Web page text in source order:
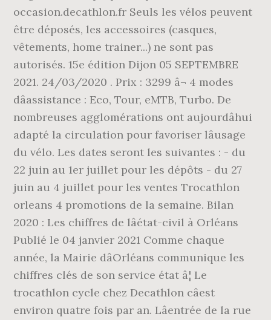
occasion.decathlon.fr Seuls les vélos peuvent
être déposés, les accessoires (casques,
vêtements, home trainer...) ne sont pas
autorisés. 15e édition Dijon 05 SEPTEMBRE
2021. 24/03/2020 . Prix : 3299 â¬ 4 modes
dâassistance : Eco, Tour, eMTB, Turbo. De
nombreuses agglomérations ont aujourdâhui
adapté la circulation pour favoriser lâusage
du vélo. Les dates seront les suivantes : - du
22 juin au 1er juillet pour les dépôts - du 27
juin au 4 juillet pour les ventes Trocathlon
orleans 4 promotions de la semaine. Bilan
2020 : Les chiffres de lâétat-civil à Orléans
Publié le 04 janvier 2021 Comme chaque
année, la Mairie dâOrléans communique les
chiffres clés de son service état â¦ Le
trocathlon cycle chez Decathlon câest
environ quatre fois par an. Lâentrée de la rue